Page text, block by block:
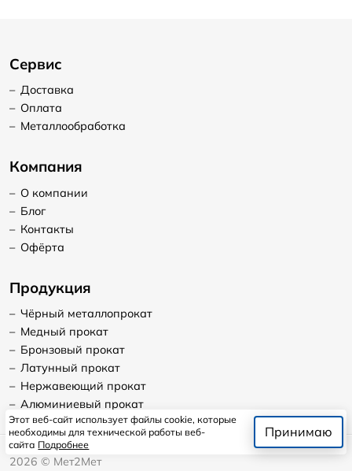
Сервис
– Доставка
– Оплата
– Металлообработка
Компания
– О компании
– Блог
– Контакты
– Офёрта
Продукция
– Чёрный металлопрокат
– Медный прокат
– Бронзовый прокат
– Латунный прокат
– Нержавеющий прокат
– Алюминиевый прокат
2026 © Мет2Мет
Этот веб-сайт использует файлы cookie, которые
необходимы для технической работы веб-
сайта Подробнее
Принимаю